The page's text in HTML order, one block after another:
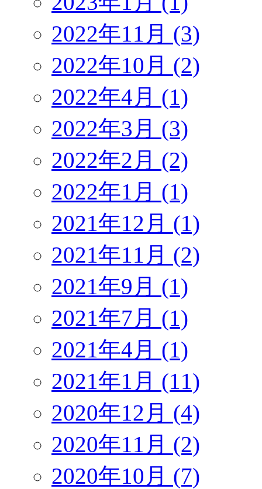
2022年11月 (3)
2022年10月 (2)
2022年4月 (1)
2022年3月 (3)
2022年2月 (2)
2022年1月 (1)
2021年12月 (1)
2021年11月 (2)
2021年9月 (1)
2021年7月 (1)
2021年4月 (1)
2021年1月 (11)
2020年12月 (4)
2020年11月 (2)
2020年10月 (7)